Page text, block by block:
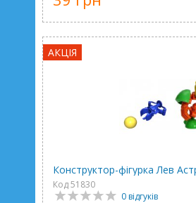
АКЦІЯ
Конструктор-фігурка Лев
Код 51830
0 відгуків